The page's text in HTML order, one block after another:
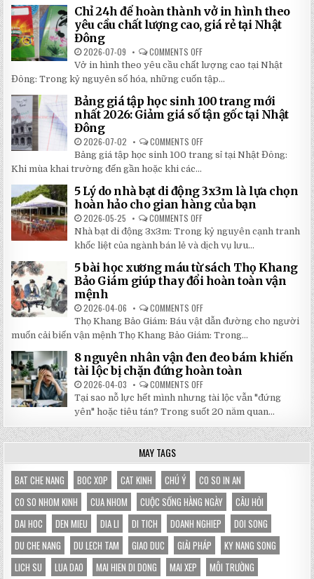
MẬT
GIÚP
BẠN
TIẾT
KHI
LẮP
ĐẶT
CHE
NẮNG
NGOÀI
TRỜI
BỀN
ĐÁNG
ĐẦU
NHẤT
2026
Chỉ 24h để hoàn thành vở in hình theo
yêu cầu chất lượng cao, giá rẻ tại Nhật
Đông
2026-07-09 COMMENTS OFF
CHỈ
24H
ĐỂ
HOÀN
VỞ
IN
HÌNH
YÊU
CHẤT
LƯỢNG
RẺ
TẠI
NHẬT
ĐÔNG
Vở in hình theo yêu cầu chất lượng cao tại Nhật
Đông: Trong kỷ nguyên số hóa, những cuốn tập...
Bảng giá tập học sinh 100 trang mới
nhất 2026: Giảm giá số tận gốc tại Nhật
Đông
2026-07-02 COMMENTS OFF
BẢNG
GIÁ
100
TRANG
MỚI
2026:
GIẢM
GIÁ
SỐ
TẬN
GỐC
TẠI
NHẬT
Bảng giá tập học sinh 100 trang sỉ tại Nhật Đông:
Khi mùa khai trường đến gần hoặc khi các...
5 Lý do nhà bạt di động 3x3m là lựa chọn
hoàn hảo cho gian hàng của bạn
2026-05-25 COMMENTS OFF
5
LÝ
DO
NHÀ
BẠT
DI
ĐỘNG
3X3M
LỰA
HOÀN
HẢO
CHO
HÀNG
CỦA
BẠN
Nhà bạt di động 3x3m: Trong kỷ nguyên cạnh tranh
khốc liệt của ngành bán lẻ và dịch vụ lưu...
5 bài học xương máu từ sách Thọ Khang
Bảo Giám giúp thay đổi hoàn toàn vận
mệnh
2026-04-06 COMMENTS OFF
5
BÀI
HỌC
XƯƠNG
MÁU
TỪ
SÁCH
THỌ
BẢO
GIÁM
GIÚP
THAY
ĐỔI
HOÀN
TOÀN
Thọ Khang Bảo Giám: Báu vật dẫn đường cho người
muốn cải biến vận mệnh Thọ Khang Bảo Giám: Trong...
8 nguyên nhân vận đen đeo bám khiến
tài lộc bị chặn đứng hoàn toàn
2026-04-03 COMMENTS OFF
NGUYÊN
NHÂN
VẬN
ĐEN
ĐEO
BÁM
LỘC
BỊ
CHẶN
ĐỨNG
HOÀN
TOÀN
Tại sao nỗ lực hết mình nhưng tài lộc vẫn "đứng
yên" hoặc tiêu tán? Trong suốt 20 năm quan...
MAY TAGS
BAT CHE NANG BOC XOP CAT KINH CHÚ Ý
CO SO IN AN
CO SO NHOM KINH
CUA NHOM CUỘC SỐNG HÀNG NGÀY
CÂU HỎI
DAI HOC
DEN MIEU DIA LI DI TICH DOANH NGHIEP
DOI SONG
DU CHE NANG
DU LECH TAM GIAO DUC GIẢI PHÁP
KY NANG SONG
LICH SU
LUA DAO MAI HIEN DI DONG MAI XEP
MÔI TRƯỜNG